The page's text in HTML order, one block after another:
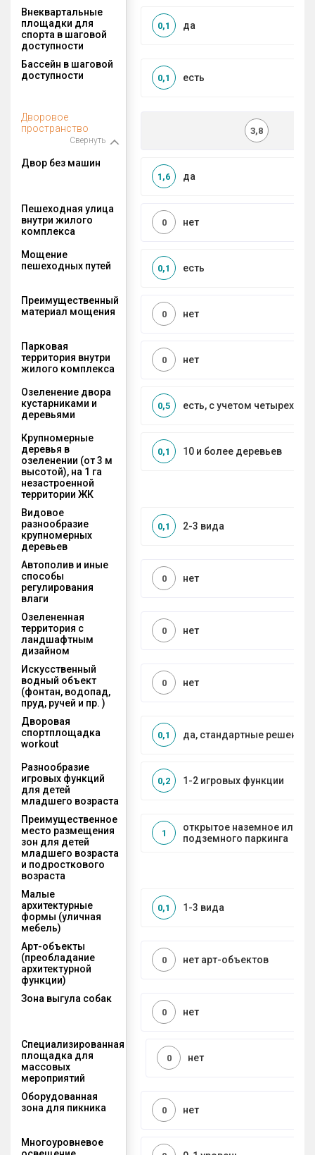
Внеквартальные
площадки для
спорта в шаговой
доступности
да
0,1
Бассейн в шаговой
доступности
есть
0,1
Дворовое
пространство
Свернуть
3,8
Двор без машин
да
1,6
Пешеходная улица
внутри жилого
комплекса
нет
0
Мощение
пешеходных путей
есть
0,1
Преимущественный
материал мощения
нет
0
Парковая
территория внутри
жилого комплекса
нет
0
Озеленение двора
кустарниками и
деревьями
есть, с учетом четырех
0,5
Крупномерные
деревья в
озеленении (от 3 м
высотой), на 1 га
незастроенной
территории ЖК
10 и более деревьев
0,1
Видовое
разнообразие
крупномерных
деревьев
2-3 вида
0,1
Автополив и иные
способы
регулирования
влаги
нет
0
Озелененная
территория с
ландшафтным
дизайном
нет
0
Искусственный
водный объект
(фонтан, водопад,
пруд, ручей и пр. )
нет
0
Дворовая
спортплощадка
workout
да, стандартные решения
0,1
Разнообразие
игровых функций
для детей
младшего возраста
1-2 игровых функции
0,2
Преимущественное
место размещения
зон для детей
младшего возраста
и подросткового
возраста
открытое наземное или на
подземного паркинга
1
Малые
архитектурные
формы (уличная
мебель)
1-3 вида
0,1
Арт-объекты
(преобладание
архитектурной
функции)
нет арт-объектов
0
Зона выгула собак
нет
0
Специализированная
площадка для
массовых
мероприятий
нет
0
Оборудованная
зона для пикника
нет
0
Многоуровневое